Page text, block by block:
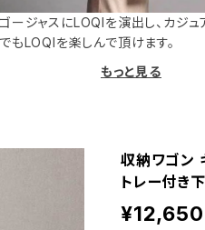
ゴージャスにLOQIを演出し、カジュ
でもLOQIを楽しんで頂けます。
もっと見る
収納ワゴン
トレー付き
¥12,650